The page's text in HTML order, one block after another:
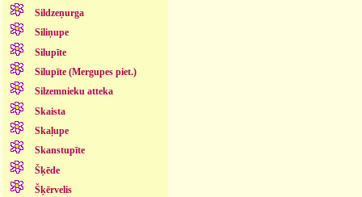
Sildzeņurga
Siliņupe
Silupīte
Silupīte (Mergupes piet.)
Silzemnieku atteka
Skaista
Skaļupe
Skanstupīte
Šķēde
Šķērvelis